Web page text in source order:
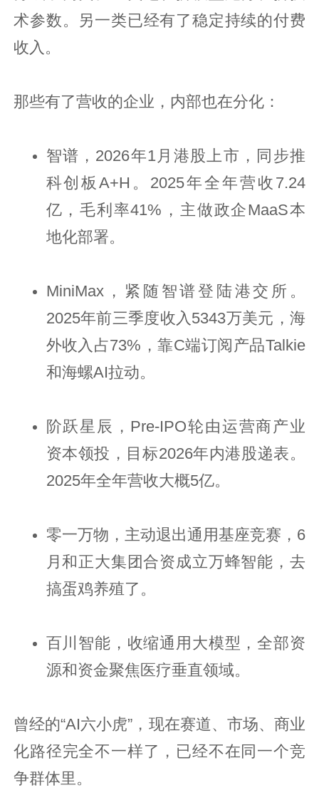
术参数。另一类已经有了稳定持续的付费
收入。
那些有了营收的企业，内部也在分化：
智谱，2026年1月港股上市，同步推
科创板A+H。2025年全年营收7.24
亿，毛利率41%，主做政企MaaS本
地化部署。
MiniMax，紧随智谱登陆港交所。
2025年前三季度收入5343万美元，海
外收入占73%，靠C端订阅产品Talkie
和海螺AI拉动。
阶跃星辰，Pre-IPO轮由运营商产业
资本领投，目标2026年内港股递表。
2025年全年营收大概5亿。
零一万物，主动退出通用基座竞赛，6
月和正大集团合资成立万蜂智能，去
搞蛋鸡养殖了。
百川智能，收缩通用大模型，全部资
源和资金聚焦医疗垂直领域。
曾经的“AI六小虎”，现在赛道、市场、商业
化路径完全不一样了，已经不在同一个竞
争群体里。